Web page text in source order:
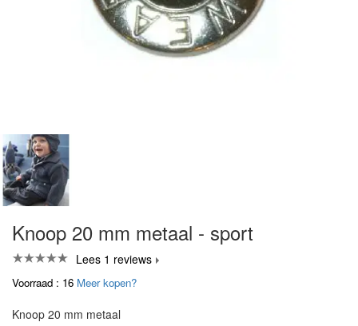
Knoop 20 mm metaal - sport
Lees 1 reviews
Voorraad : 16 Meer kopen?
Knoop 20 mm metaal